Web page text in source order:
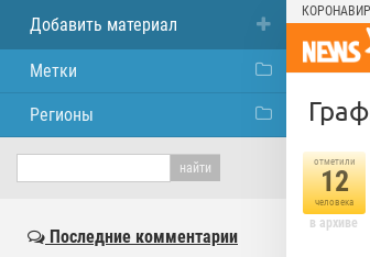
отметили
12
человека
в архиве
Добавить материал
Метки
Регионы
Последние комментарии